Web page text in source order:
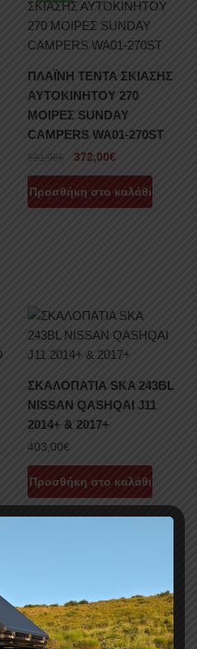
ΠΛΑΪΝΗ ΤΕΝΤΑ ΣΚΙΑΣΗΣ
ΑΥΤΟΚΙΝΗΤΟΥ 270
ΜΟΙΡΕΣ SUNDAY
CAMPERS WA01-270ST
531,96€ 372,00€
Προσθήκη στο καλάθι
ΣΚΑΛΟΠΑΤΙΑ SKA 243BL
NISSAN QASHQAI J11
2014+ & 2017+
403,00€
Προσθήκη στο καλάθι